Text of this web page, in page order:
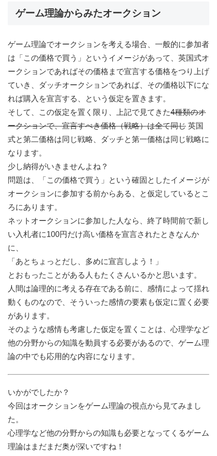
ゲーム理論からみたオークション
ゲーム理論でオークションを考える場合、一般的に参加者
は「この価格で買う」というイメージがあって、英国式オ
ークションであればその価格まで宣言する価格をつり上げ
ていき、ダッチオークションであれば、その価格以下にな
れば購入を宣言する、という仮定を置きます。
そして、この仮定を置く限り、上記で見てきた4種類のオ
ークションで、宣言すべき価格（戦略）は全て同じ 英国
式と第二価格は同じ戦略、ダッチと第一価格は同じ戦略に
なります。
少し納得がいきませんよね？
問題は、「この価格で買う」という確固としたイメージが
オークションに参加する前からある、と仮定しているとこ
ろにあります。
ネットオークションに参加した人なら、終了時間前で新し
い入札者に100円だけ高い価格を宣言されたときなんか
に、
「あとちょっとだし、多めに宣言しよう！」
とおもったことがある人もたくさんいるかと思います。
人間は論理的に考える存在である前に、感情によって揺れ
動くものなので、そういった感情の要素も仮定に置く必要
があります。
そのような感情も考慮した仮定を置くことは、心理学など
他の分野からの知識を動員する必要があるので、ゲーム理
論の中でも応用的な内容になります。
いかがでしたか？
今回はオークションをゲーム理論の視点から見てみまし
た。
心理学など他の分野からの知識も必要となってくるゲーム
理論はまだまだ奥が深いですね！